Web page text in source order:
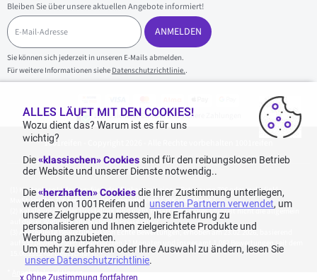
Bleiben Sie über unsere aktuellen Angebote informiert!
E
-
M
a
i
l
ANMELDEN
Sie können sich jederzeit in unseren E-Mails abmelden.
Für weitere Informationen siehe Datenschutzrichtlinie..
100 % sicherer Einkauf und sichere Zahlungen
1001reifen - Copyright 2026 - Alle Rechte vorbehalten 1001reifen
Kostenlose Lieferung: für jeden Einkauf mit einem Betrag von 70€ oder mehr (inkl.
MwSt.) (unter 70€ betragen die Versandkosten 7,90€ inkl. MwSt.).
Katalogpreise des Herstellers sind nicht rabattierbar. Dies spiegelt nicht die allgemein
auf dieser Webseite angegebenen Preise wider.
Aggregierte Bewertungen von Echte Bewertungen, erhoben am 23.02.2026, basierend
auf 939 Bewertungen in den letzten 12 Monaten und insgesamt 1.082 Bewertungen seit dem
15.06.2022 für Deutschland.
Angebotskonditionen
ALLES LÄUFT MIT DEN COOKIES!
Wozu dient das? Warum ist es für uns
wichtig?
Die«klassischen» Cookiessind für den reibungslosen Betrieb
der Website und unserer Dienste notwendig..
Die«herzhaften» Cookies die Ihrer Zustimmung unterliegen,
werden von 1001Reifen und unseren Partnern verwendet, um
unsere Zielgruppe zu messen, Ihre Erfahrung zu
personalisieren und Ihnen zielgerichtete Produkte und
Werbung anzubieten.
Um mehr zu erfahren oder Ihre Auswahl zu ändern, lesen Sie
unsere Datenschutzrichtlinie.
x Ohne Zustimmung fortfahren